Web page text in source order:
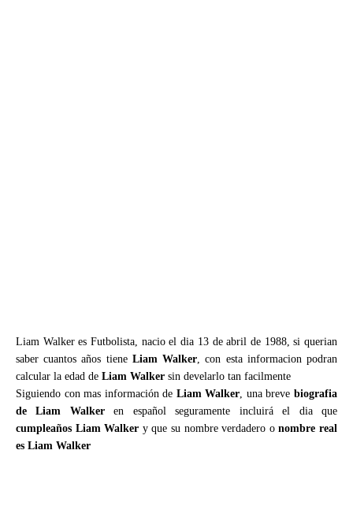
Liam Walker es Futbolista, nacio el dia 13 de abril de 1988, si querian
saber cuantos años tiene Liam Walker, con esta informacion podran
calcular la edad de Liam Walker sin develarlo tan facilmente
Siguiendo con mas información de Liam Walker, una brevebiografia
de Liam Walkeren español seguramente incluirá el dia que
cumpleaños Liam Walker y que su nombre verdadero onombre real
es Liam Walker